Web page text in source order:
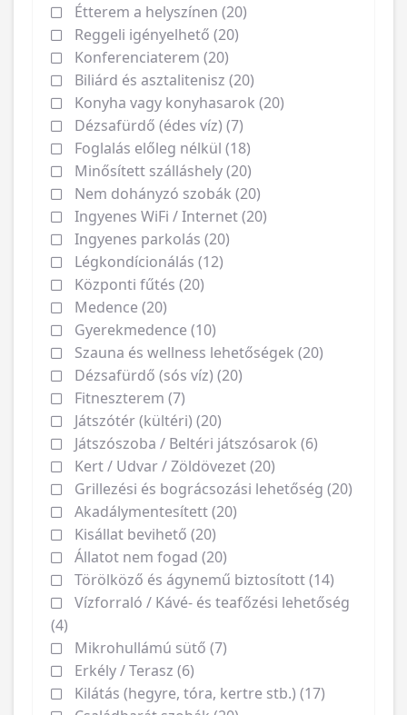
Étterem a helyszínen (20)
Reggeli igényelhető (20)
Konferenciaterem (20)
Biliárd és asztalitenisz (20)
Konyha vagy konyhasarok (20)
Dézsafürdő (édes víz) (7)
Foglalás előleg nélkül (18)
Minősített szálláshely (20)
Nem dohányzó szobák (20)
Ingyenes WiFi / Internet (20)
Ingyenes parkolás (20)
Légkondícionálás (12)
Központi fűtés (20)
Medence (20)
Gyerekmedence (10)
Szauna és wellness lehetőségek (20)
Dézsafürdő (sós víz) (20)
Fitneszterem (7)
Játszótér (kültéri) (20)
Játszószoba / Beltéri játszósarok (6)
Kert / Udvar / Zöldövezet (20)
Grillezési és bográcsozási lehetőség (20)
Akadálymentesített (20)
Kisállat bevihető (20)
Állatot nem fogad (20)
Törölköző és ágynemű biztosított (14)
Vízforraló / Kávé- és teafőzési lehetőség
(4)
Mikrohullámú sütő (7)
Erkély / Terasz (6)
Kilátás (hegyre, tóra, kertre stb.) (17)